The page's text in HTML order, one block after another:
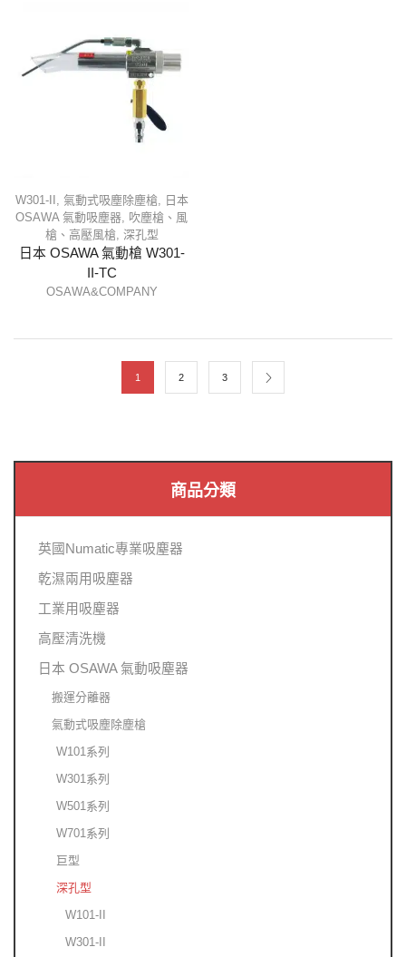
W301-II , 氣動式吸塵除塵槍, 日本
OSAWA 氣動吸塵器, 吹塵槍、風
槍、高壓風槍, 深孔型
日本 OSAWA 氣動槍 W301-
II-TC
OSAWA&COMPANY
1 2 3
商品分類
英國Numatic專業吸塵器
乾濕兩用吸塵器
工業用吸塵器
高壓清洗機
日本 OSAWA 氣動吸塵器
搬運分離器
氣動式吸塵除塵槍
W101系列
W301系列
W501系列
W701系列
巨型
深孔型
W101-II
W301-II